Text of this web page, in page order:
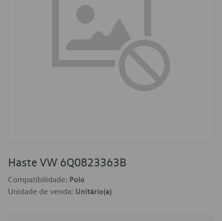
Haste VW 6Q0823363B
Compatibilidade: Polo
Unidade de venda: Unitário(a)